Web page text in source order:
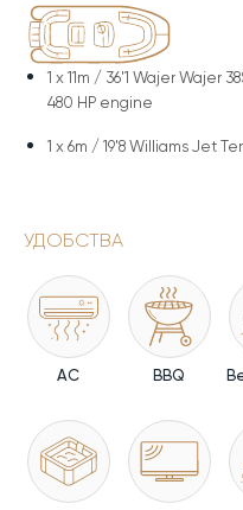
1 x 11m / 36'1 Wajer Wajer
480 HP engine
1 x 6m / 19'8 Williams Jet
УДОБСТВА
AC BBQ